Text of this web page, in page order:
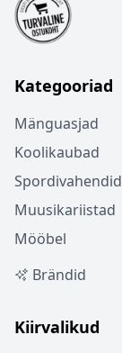
Kategooriad
Mänguasjad
Koolikaubad
Spordivahendid
Muusikariistad
Mööbel
Brändid
Kiirvalikud